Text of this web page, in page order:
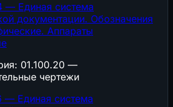
— Единая система
документации. Обозначения
Аппараты
01.100.20 —
чертежи
— Единая система